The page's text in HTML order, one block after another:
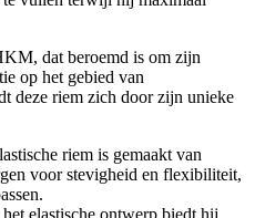
dat beroemd is om zijn
op het gebied van
deze riem zich door zijn unieke
riem is gemaakt van
voor stevigheid en flexibiliteit,